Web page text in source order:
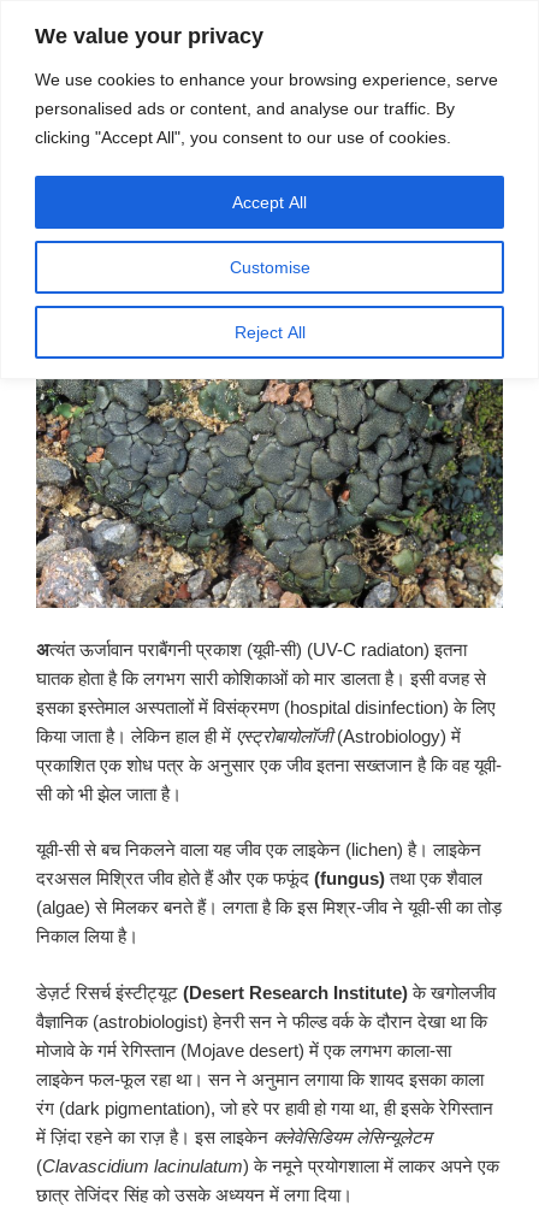
We value your privacy
We use cookies to enhance your browsing experience, serve
personalised ads or content, and analyse our traffic. By
clicking "Accept All", you consent to our use of cookies.
Customise
Reject All
Accept All
स्रोत
मेनू
प्रकाशित
यह जीव यूवी प्रकाश से भी बच निकलता है
अत्यंत ऊर्जावान पराबैंगनी प्रकाश (यूवी-सी) (UV-C radiaton) इतना
घातक होता है कि लगभग सारी कोशिकाओं को मार डालता है। इसी वजह से
इसका इस्तेमाल अस्पतालों में विसंक्रमण (hospital disinfection) के लिए
किया जाता है। लेकिन हाल ही में एस्ट्रोबायोलॉजी(Astrobiology) में
प्रकाशित एक शोध पत्र के अनुसार एक जीव इतना सख्तजान है कि वह यूवी-
सी को भी झेल जाता है।
यूवी-सी से बच निकलने वाला यह जीव एक लाइकेन (lichen) है। लाइकेन
दरअसल मिश्रित जीव होते हैं और एक फफूंद (fungus)तथा एक शैवाल
(algae) से मिलकर बनते हैं। लगता है कि इस मिश्र-जीव ने यूवी-सी का तोड़
निकाल लिया है।
डेज़र्ट रिसर्च इंस्टीट्यूट (Desert Research Institute)के खगोलजीव
वैज्ञानिक (astrobiologist) हेनरी सन ने फील्ड वर्क के दौरान देखा था कि
मोजावे के गर्म रेगिस्तान (Mojave desert) में एक लगभग काला-सा
लाइकेन फल-फूल रहा था। सन ने अनुमान लगाया कि शायद इसका काला
रंग (dark pigmentation), जो हरे पर हावी हो गया था, ही इसके रेगिस्तान
में ज़िंदा रहने का राज़ है। इस लाइकेन क्लेवेसिडियम लेसिन्यूलेटम
(Clavascidium lacinulatum) के नमूने प्रयोगशाला में लाकर अपने एक
छात्र तेजिंदर सिंह को उसके अध्ययन में लगा दिया।